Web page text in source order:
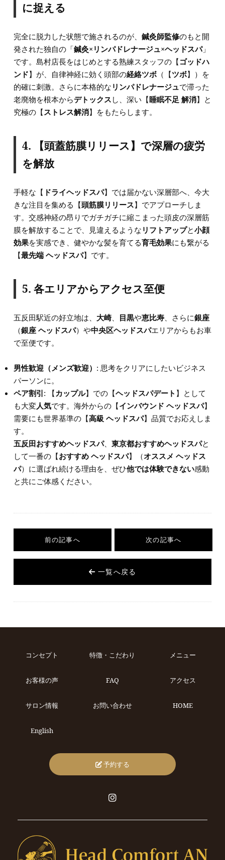
に捉える
完全に脱力した状態で施されるのが、 鍼灸師監修のもと開
発された独自の「鍼灸×リンパドレナージュ×ヘッドスパ」
です。島村店長をはじめとする熟練スタッフの【 ゴッドハ
ンド】が、自律神経に効く頭部の経絡ツボ（【ツボ】）を
的確に刺激。さらに本格的な リンパドレナージュで滞った
老廃物を根本からデトックス し、深い【睡眠不足 解消】と
究極の【ストレス解消】をもたらします。
4. 【頭蓋筋膜リリース】で深層の疲労
を解放
手軽な【 ドライヘッドスパ】では届かない深層部へ、今大
きな注目を集める【頭筋膜リリース】でアプローチしま
す。交感神経の昂りでガチガチに縮こまった頭皮の深層筋
膜を解放することで、見違えるような リフトアップと小顔
効果を実感でき、健やかな髪を育てる育毛効果にも繋がる
【最先端 ヘッドスパ】です。
5. 各エリアからアクセス至便
五反田駅近の好立地は、 大崎、 目黒や恵比寿、さらに銀座
（銀座 ヘッドスパ）や中央区ヘッドスパエリアからもお車
で至便です。
男性歓迎（メンズ歓迎） : 思考をクリアにしたいビジネス
パーソンに。
ペア割引: 【カップル】での【ヘッドスパデート 】として
も大変人気です。海外からの【インバウンド ヘッドスパ】
需要にも世界基準の【高級 ヘッドスパ】品質でお応えしま
す。
五反田おすすめヘッドスパ、 東京都おすすめヘッドスパと
して一番の【おすすめ ヘッドスパ】（オススメ ヘッドス
パ）に選ばれ続ける理由を、ぜひ他では体験できない感動
と共にご体感ください。
前の記事へ 次の記事へ
一覧へ戻る
コンセプト 特徴・こだわり メニュー
お客様の声 FAQ アクセス
サロン情報 お問い合わせ HOME
English
予約する